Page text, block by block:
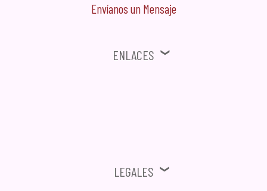
Envíanos un Mensaje
Enlaces
Legales